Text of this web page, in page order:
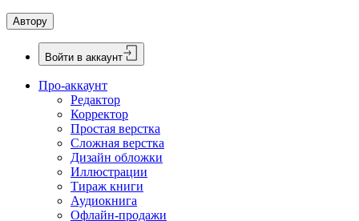
Автору
Войти в аккаунт
Про-аккаунт
Редактор
Корректор
Простая верстка
Сложная верстка
Дизайн обложки
Иллюстрации
Тираж книги
Аудиокнига
Офлайн-продажи